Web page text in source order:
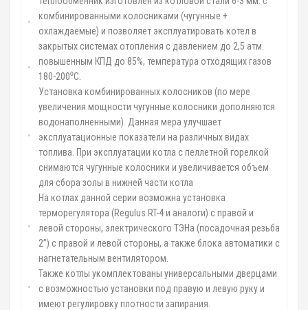
комбинированными колосниками (чугунные +
охлаждаемые) и позволяет эксплуатировать котел в
закрытых системах отопления с давлением до 2,5 атм.
повышенным КПД до 85%, температура отходящих газов
180-200⁰С.
Установка комбинированных колосников (по мере
увеличения мощности чугунные колосники дополняются
водонаполненными). Данная мера улучшает
эксплуатационные показатели на различных видах
топлива. При эксплуатации котла с пеллетной горелкой
снимаются чугунные колосники и увеличивается объем
для сбора золы в нижней части котла
На котлах данной серии возможна установка
терморегулятора (Regulus RT-4 и аналоги) с правой и
левой стороны, электрического ТЭНа (посадочная резьба
2”) с правой и левой стороны, а также блока автоматики с
нагнетательным вентилятором.
Также котлы укомплектованы универсальными дверцами
с возможностью установки под правую и левую руку и
имеют регулировку плотности запирания.